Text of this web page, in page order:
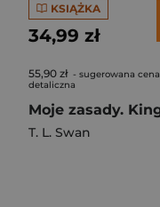
KSIĄŻKA
34,99 zł
55,90 zł - sugerowana cena
detaliczna
T. L. Swan